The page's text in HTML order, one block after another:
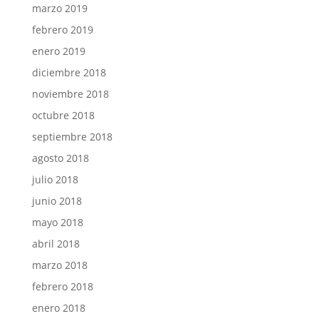
marzo 2019
febrero 2019
enero 2019
diciembre 2018
noviembre 2018
octubre 2018
septiembre 2018
agosto 2018
julio 2018
junio 2018
mayo 2018
abril 2018
marzo 2018
febrero 2018
enero 2018